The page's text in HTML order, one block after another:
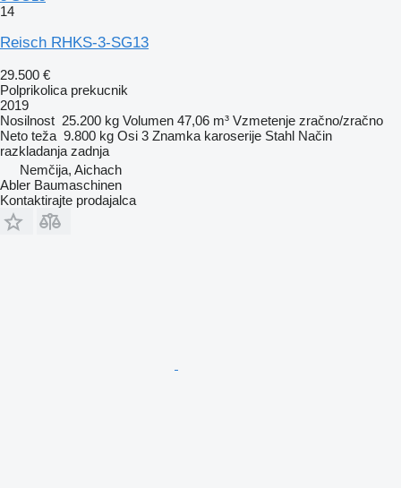
14
Reisch RHKS-3-SG13
29.500 €
Polprikolica prekucnik
2019
Nosilnost 25.200 kg Volumen 47,06 m³ Vzmetenje zračno/zračno
Neto teža 9.800 kg Osi 3 Znamka karoserije Stahl Način
razkladanja zadnja
Nemčija, Aichach
Abler Baumaschinen
Kontaktirajte prodajalca